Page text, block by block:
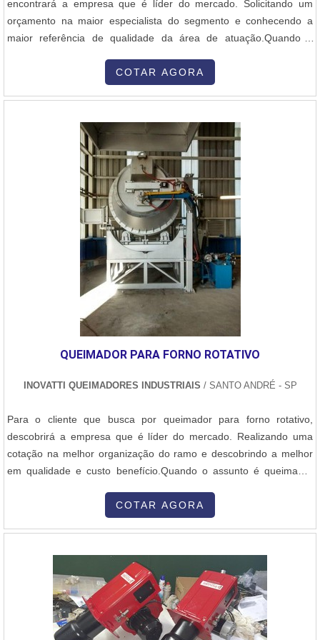
encontrará a empresa que é líder do mercado. Solicitando um
orçamento na maior especialista do segmento e conhecendo a
maior referência de qualidade da área de atuação.Quando a
colaboradores da Inovatti Queimadores Industriais o cliente
COTAR AGORA
QUEIMADOR PARA FORNO ROTATIVO
INOVATTI QUEIMADORES INDUSTRIAIS / SANTO ANDRÉ - SP
Para o cliente que busca por queimador para forno rotativo,
descobrirá a empresa que é líder do mercado. Realizando uma
cotação na melhor organização do ramo e descobrindo a melhor
em qualidade e custo benefício.Quando o assunto é queimador
encontrar proteção com soluções para estufas, fornos e
caldeiras.MAIS INFORMAÇÕES SOBRE QUEIMADOR PARA
COTAR AGORA